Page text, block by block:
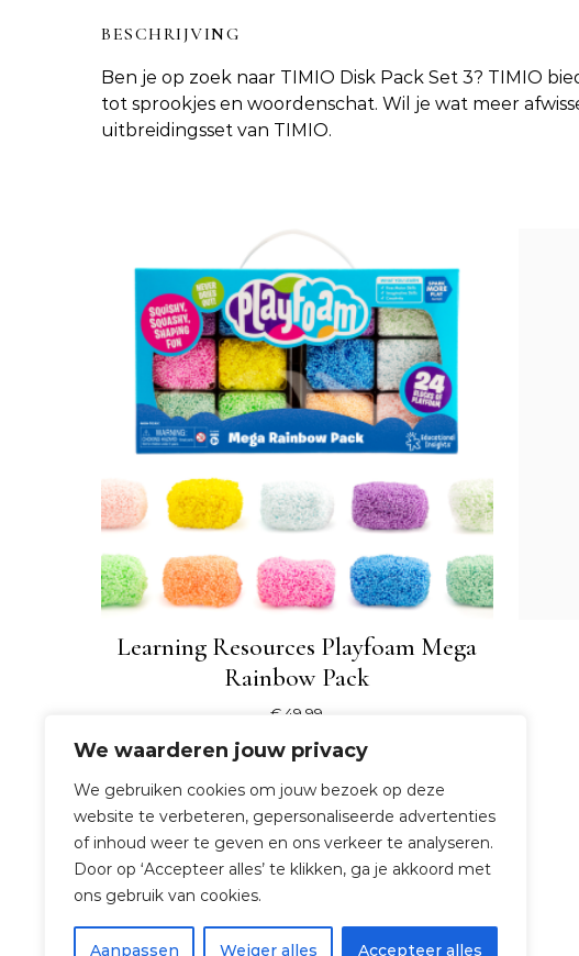
We waarderen jouw privacy
We gebruiken cookies om jouw bezoek op deze
website te verbeteren, gepersonaliseerde advertenties
of inhoud weer te geven en ons verkeer te analyseren.
Door op ‘Accepteer alles’ te klikken, ga je akkoord met
ons gebruik van cookies.
Aanpassen Weiger alles Accepteer alles
BESCHRIJVING
Ben je op zoek naar TIMIO Disk Pack Set 3? TIMIO
tot sprookjes en woordenschat. Wil je wat meer
uitbreidingsset van TIMIO.
Learning Resources Playfoam Mega
Rainbow Pack
€ 49,99